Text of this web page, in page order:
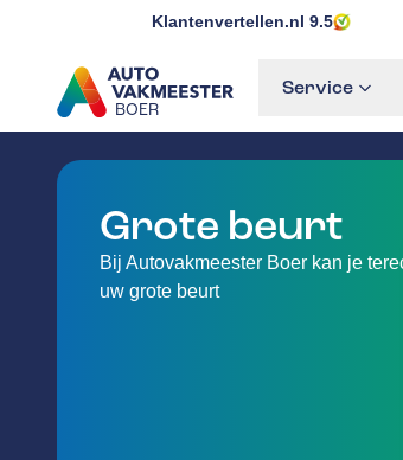
Klantenvertellen.nl 9.5
BOER
GA NAAR DE HOMEPAGINA
Service
Grote beurt
Bij Autovakmeester Boer kan je
uw grote beurt